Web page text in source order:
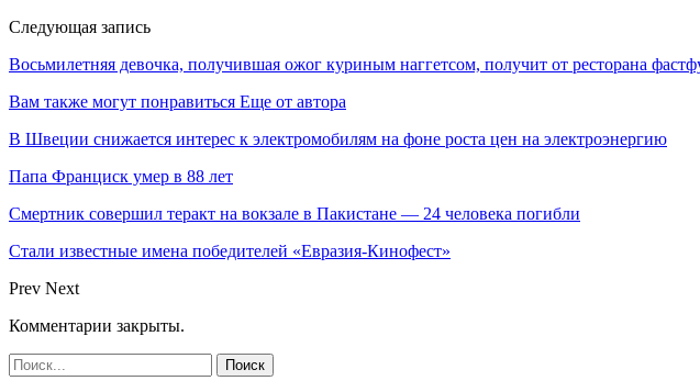
Следующая запись
Восьмилетняя девочка, получившая ожог куриным наггетсом, получит от ресторана
Вам также могут понравиться Еще от автора
В Швеции снижается интерес к электромобилям на фоне роста цен на электроэнергию
Папа Франциск умер в 88 лет
Смертник совершил теракт на вокзале в Пакистане — 24 человека погибли
Стали известные имена победителей «Евразия-Кинофест»
Prev Next
Комментарии закрыты.